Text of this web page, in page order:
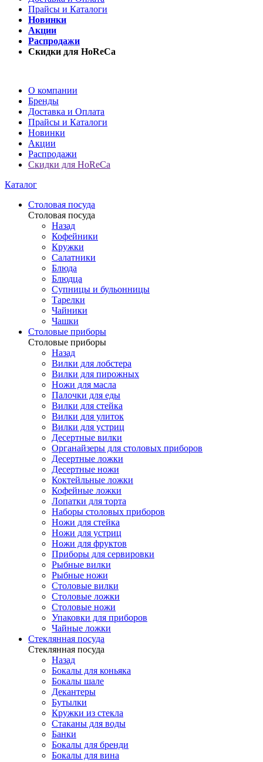
Прайсы и Каталоги
Новинки
Акции
Распродажи
Скидки для HoReCa
О компании
Бренды
Доставка и Оплата
Прайсы и Каталоги
Новинки
Акции
Распродажи
Скидки для HoReCa
Каталог
Столовая посуда
Столовая посуда
Назад
Кофейники
Кружки
Салатники
Блюда
Блюдца
Супницы и бульонницы
Тарелки
Чайники
Чашки
Cтоловые приборы
Cтоловые приборы
Назад
Вилки для лобстера
Вилки для пирожных
Ножи для масла
Палочки для еды
Вилки для стейка
Вилки для улиток
Вилки для устриц
Десертные вилки
Органайзеры для столовых приборов
Десертные ложки
Десертные ножи
Коктейльные ложки
Кофейные ложки
Лопатки для торта
Наборы столовых приборов
Ножи для стейка
Ножи для устриц
Ножи для фруктов
Приборы для сервировки
Рыбные вилки
Рыбные ножи
Столовые вилки
Столовые ложки
Столовые ножи
Упаковки для приборов
Чайные ложки
Стеклянная посуда
Стеклянная посуда
Назад
Бокалы для коньяка
Бокалы шале
Декантеры
Бутылки
Кружки из стекла
Стаканы для воды
Банки
Бокалы для бренди
Бокалы для вина